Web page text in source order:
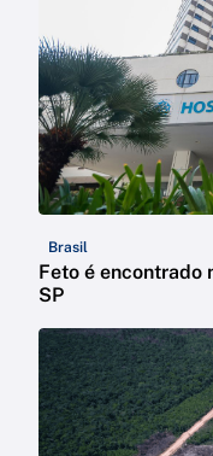
Brasil
Feto é encontrado
SP